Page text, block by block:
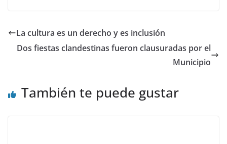
La cultura es un derecho y es inclusión
Dos fiestas clandestinas fueron clausuradas por el
Municipio
También te puede gustar